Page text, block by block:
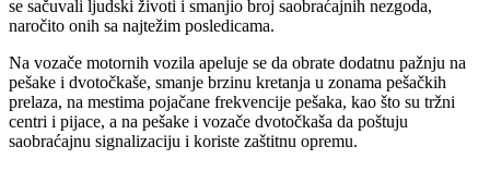
se sačuvali ljudski životi i smanjio broj saobraćajnih nezgoda,
naročito onih sa najtežim posledicama.
Na vozače motornih vozila apeluje se da obrate dodatnu pažnju na
pešake i dvotočkaše, smanje brzinu kretanja u zonama pešačkih
prelaza, na mestima pojačane frekvencije pešaka, kao što su tržni
centri i pijace, a na pešake i vozače dvotočkaša da poštuju
saobraćajnu signalizaciju i koriste zaštitnu opremu.